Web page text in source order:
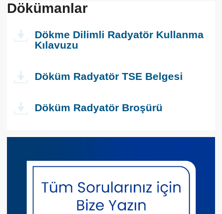
Dökümanlar
Dökme Dilimli Radyatör Kullanma
Kılavuzu
Döküm Radyatör TSE Belgesi
Döküm Radyatör Broşürü